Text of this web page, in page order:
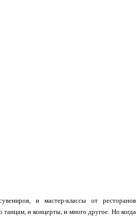
и мастер-классы от ресторанов
и концерты, и много другое. Но когда